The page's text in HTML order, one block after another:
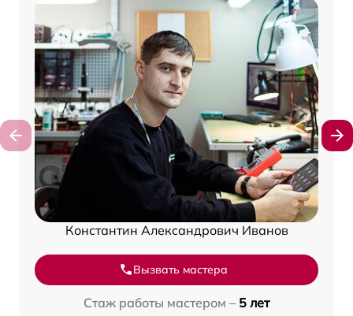
Константин Александрович Иванов
Вызвать мастера
Стаж работы мастером – 5 лет